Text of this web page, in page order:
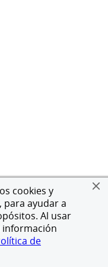
cookies y
ayudar a
Al usar
información
de